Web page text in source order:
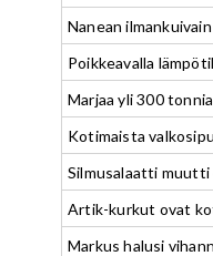
Nanean
Poikkeavalla
Marjaa yli 300
Kotimaista
Silmusalaatti muutti
Artik-kurkut ovat
Markus halusi